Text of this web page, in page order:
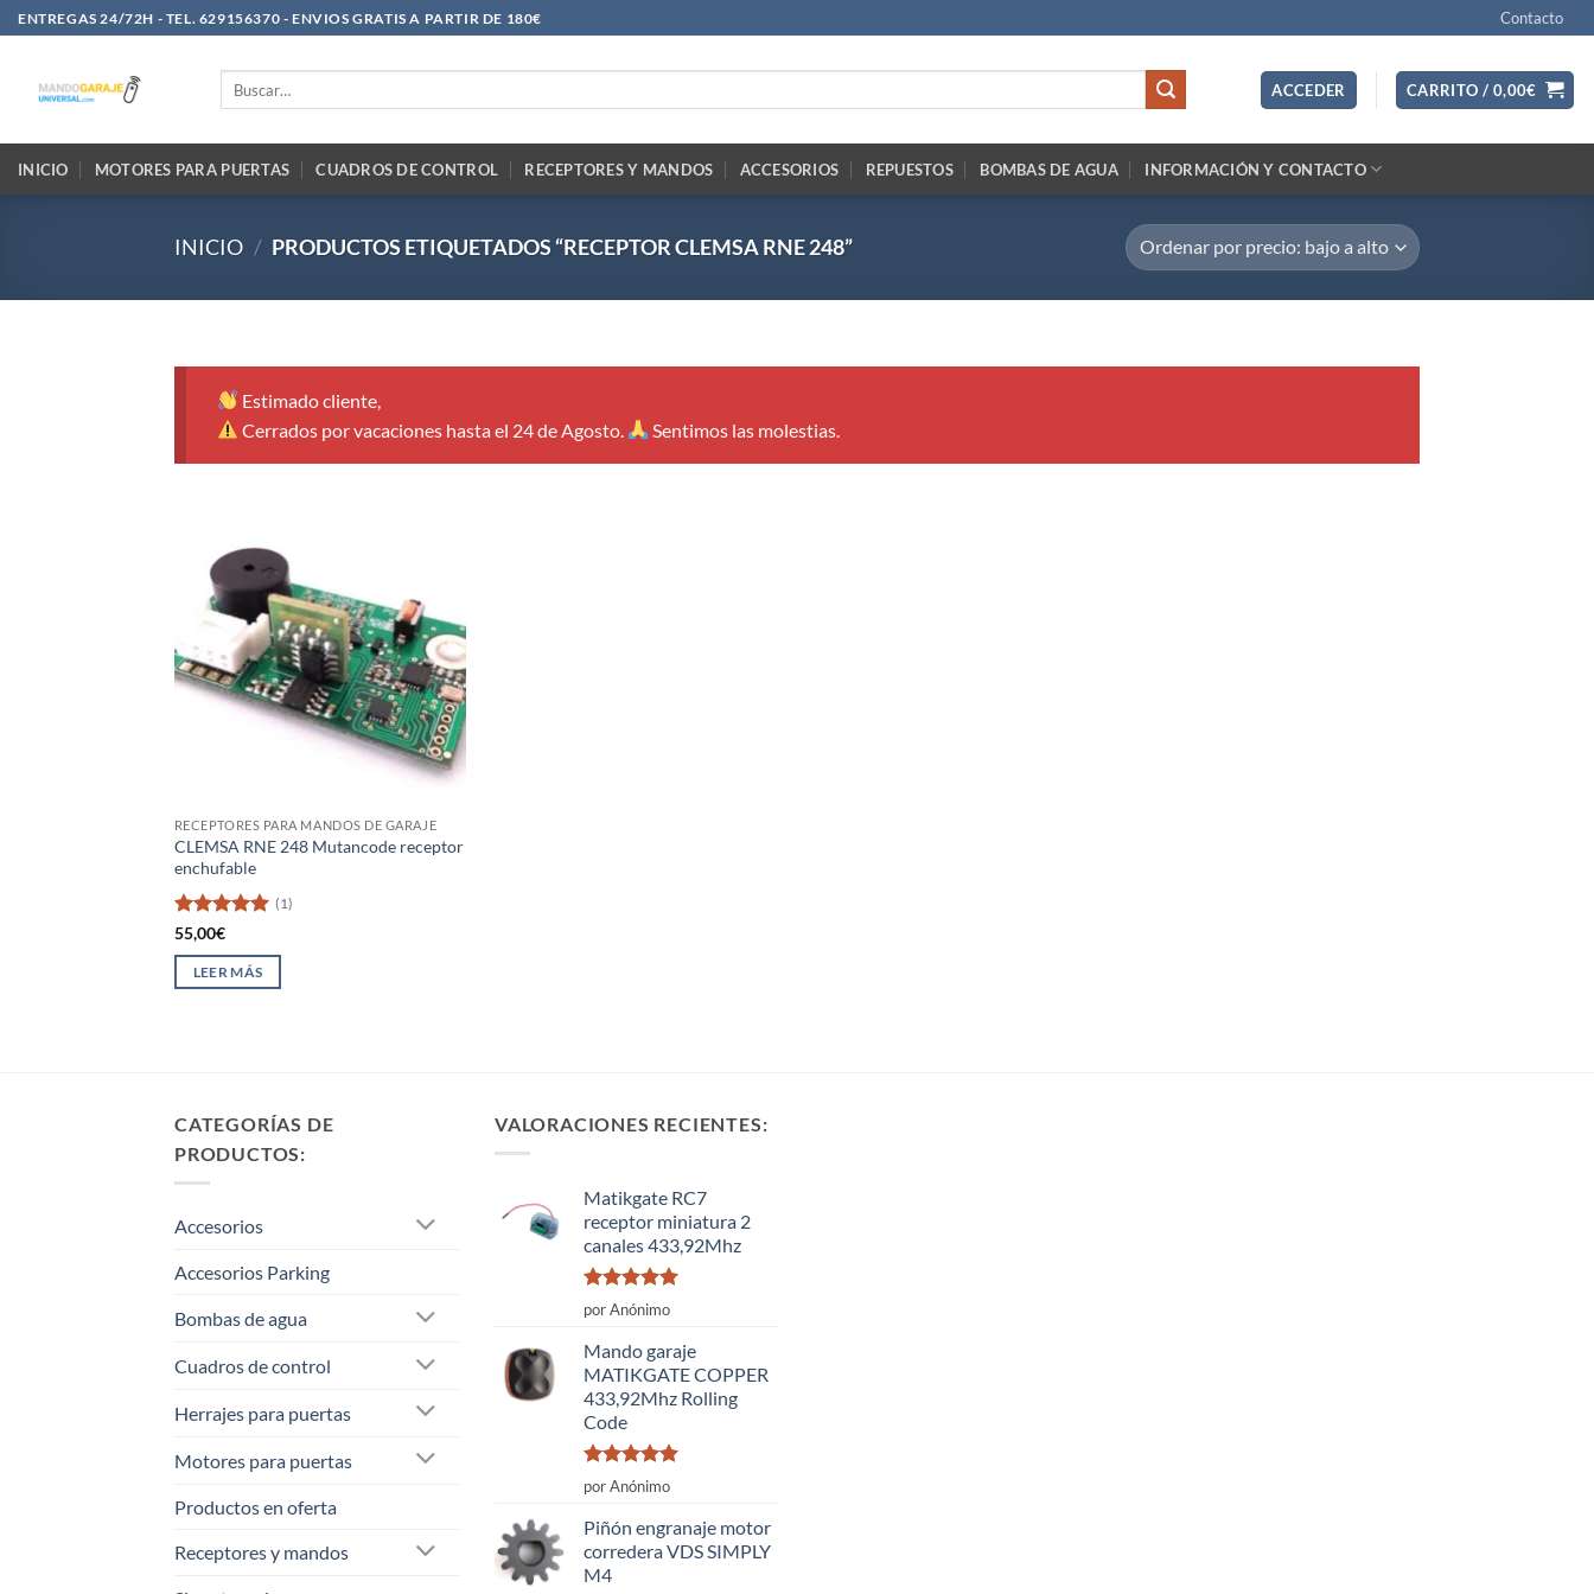
Saltar
al
ENTREGAS 24/72H - TEL. 629156370 - ENVIOS GRATIS A PARTIR DE 180€ Contacto
ACCEDER CARRITO / 0,00€
INICIO MOTORES PARA PUERTAS CUADROS DE CONTROL RECEPTORES Y MANDOS ACCESORIOS REPUESTOS BOMBAS DE AGUA INFORMACIÓN Y CONTACTO
INICIO / PRODUCTOS ETIQUETADOS “RECEPTOR CLEMSA RNE 248”
Estimado cliente,
Cerrados por vacaciones hasta el 24 de Agosto.
Sentimos las molestias.
RECEPTORES PARA MANDOS DE GARAJE
CLEMSA RNE 248 Mutancode receptor
enchufable
Valorado
(1)
55,00€
LEER MÁS
CATEGORÍAS DE
PRODUCTOS:
Accesorios
Accesorios Parking
Bombas de agua
Cuadros de control
Herrajes para puertas
Motores para puertas
Productos en oferta
Receptores y mandos
VALORACIONES RECIENTES:
Matikgate RC7
receptor miniatura 2
canales 433,92Mhz
Valorado
con
por Anónimo
Mando garaje
MATIKGATE COPPER
433,92Mhz Rolling
Code
Valorado
con
por Anónimo
Piñón engranaje motor
corredera VDS SIMPLY
M4